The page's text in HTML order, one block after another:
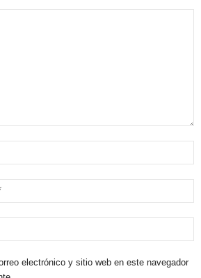
electrónico y sitio web en este navegador